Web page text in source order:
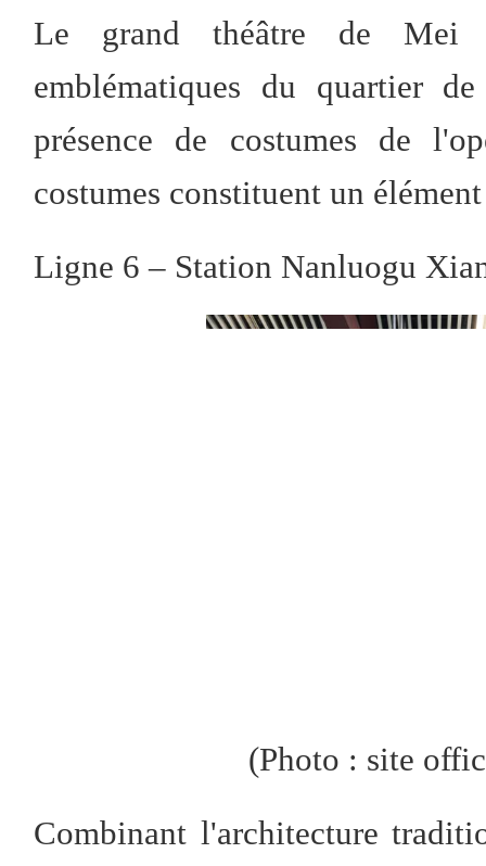
Le grand théâtre de Mei
emblématiques du quartier
présence de costumes de
costumes constituent un
Ligne 6 – Station Nanluogu
(Photo : site
Combinant l'architecture